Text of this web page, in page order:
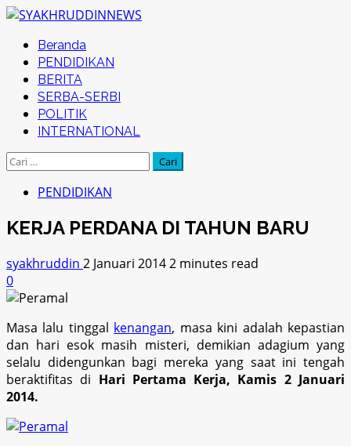
Skip
content
Primary
Menu
Beranda
PENDIDIKAN
BERITA
SERBA-SERBI
POLITIK
INTERNATIONAL
Cari
PENDIDIKAN
KERJA PERDANA DI TAHUN BARU
syakhruddin 2 Januari 20142 minutes read
0
Masa lalu tinggal kenangan, masa kini adalah kepastian
dan hari esok masih misteri, demikian adagium yang
selalu didengunkan bagi mereka yang saat ini tengah
beraktifitas di Hari Pertama Kerja, Kamis 2 Januari
2014.